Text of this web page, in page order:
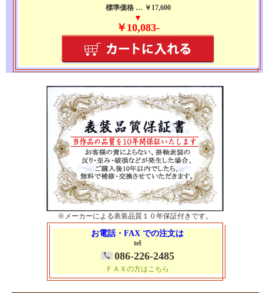
標準価格 … ￥17,600
▼
￥10,083-
※メーカーによる表装品質１０年保証付きです。
お電話・FAX での注文は
tel
086-226-2485
ＦＡＸの方はこちら